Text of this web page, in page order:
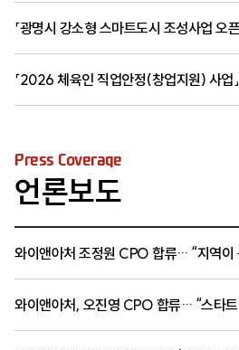
「2026 체육인 직업안정(창업지원) 사업」
Press Coverage
언론보도